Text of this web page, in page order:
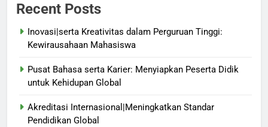
Recent Posts
Inovasi|serta Kreativitas dalam Perguruan Tinggi:
Kewirausahaan Mahasiswa
Pusat Bahasa serta Karier: Menyiapkan Peserta Didik
untuk Kehidupan Global
Akreditasi Internasional|Meningkatkan Standar
Pendidikan Global